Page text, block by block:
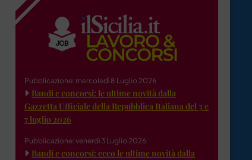
Pubblicazione: mercoledì 8 Luglio 2026
Bandi e concorsi: le ultime novità dalla
Gazzetta Ufficiale della Repubblica Italiana del 3 e
7 luglio 2026
Pubblicazione: venerdì 3 Luglio 2026
Bandi e concorsi: ecco le ultime novità dalla